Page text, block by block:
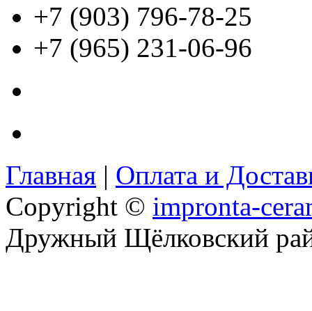
+7 (903) 796-78-25
+7 (965) 231-06-96
Главная | Оплата и
Copyright © impronta-
Дружный Щёлковский